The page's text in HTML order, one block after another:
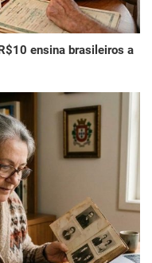
ensina brasileiros a